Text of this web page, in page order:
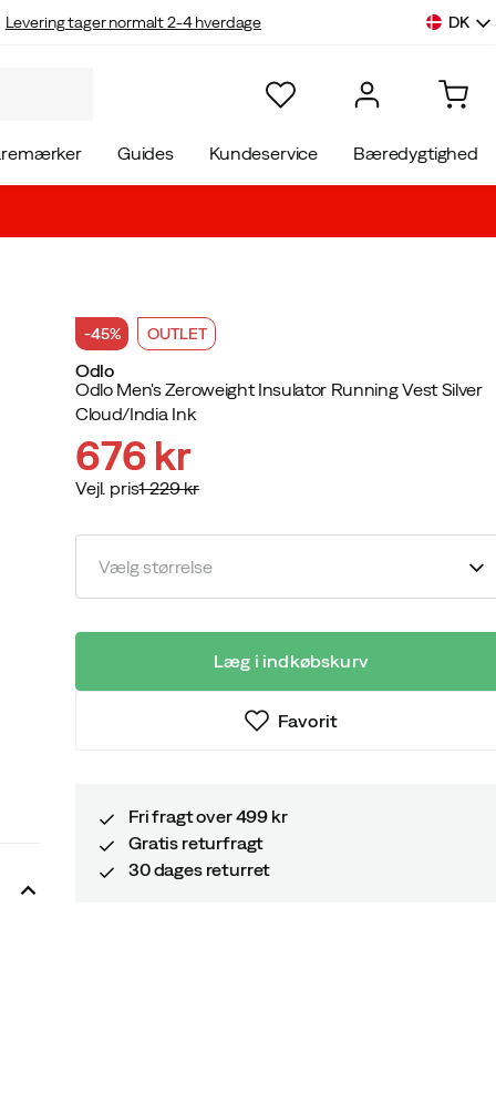
Levering tager normalt 2-4 hverdage DK
Guides Kundeservice Bæredygtighed
-45% OUTLET
Odlo
Odlo Men's Zeroweight Insulator Running Vest Silver
Cloud/India Ink
discounted
price
676 kr
original
price
Vejl. pris1 229 kr
Vælg størrelse
Læg i indkøbskurv
Favorit
Fri fragt over 499 kr
Gratis returfragt
30 dages returret